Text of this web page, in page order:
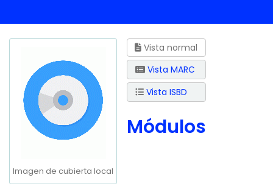
Imagen de cubierta local
Vista normal
Vista MARC
Vista ISBD
Módulos